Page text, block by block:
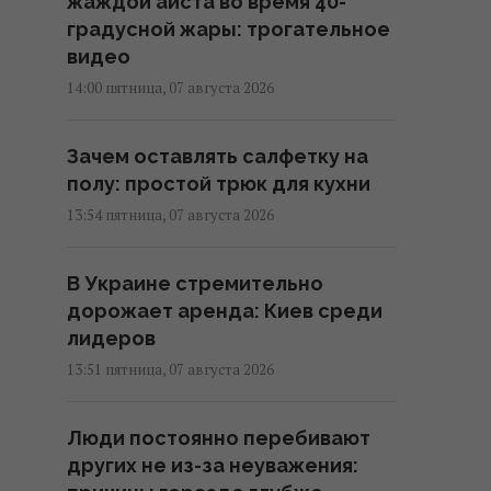
градусной жары: трогательное
видео
14:00 пятница, 07 августа 2026
Зачем оставлять салфетку на
полу: простой трюк для кухни
13:54 пятница, 07 августа 2026
В Украине стремительно
дорожает аренда: Киев среди
лидеров
13:51 пятница, 07 августа 2026
Люди постоянно перебивают
других не из-за неуважения: